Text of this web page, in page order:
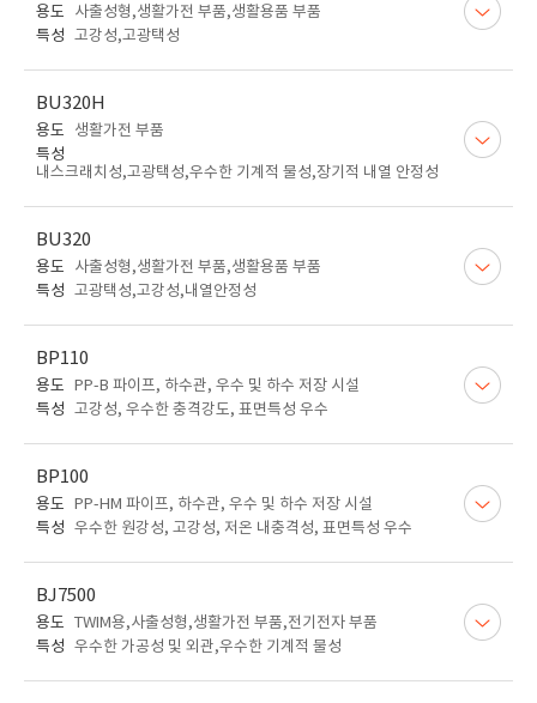
용도
사출성형,생활가전 부품,생활용품 부품
특성 고강성,고광택성
BU320H
용도
생활가전 부품
특성
내스크래치성,고광택성,우수한 기계적 물성,장기적 내열 안정성
BU320
용도
사출성형,생활가전 부품,생활용품 부품
특성 고광택성,고강성,내열안정성
BP110
용도 PP-B 파이프, 하수관, 우수 및 하수 저장 시설
특성 고강성, 우수한 충격강도, 표면특성 우수
BP100
용도 PP-HM 파이프, 하수관, 우수 및 하수 저장 시설
특성 우수한 원강성, 고강성, 저온 내충격성, 표면특성 우수
BJ7500
용도 TWIM용,사출성형,생활가전 부품,전기전자 부품
특성 우수한 가공성 및 외관,우수한 기계적 물성